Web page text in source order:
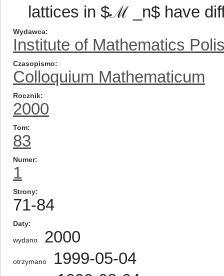
lattices in $ℳ _n$ have
Wydawca
Institute of Mathematics
Czasopismo
Colloquium Mathematicum
Rocznik
2000
Tom
83
Numer
1
Strony
71-84
Daty
wydano 2000
otrzymano 1999-05-04